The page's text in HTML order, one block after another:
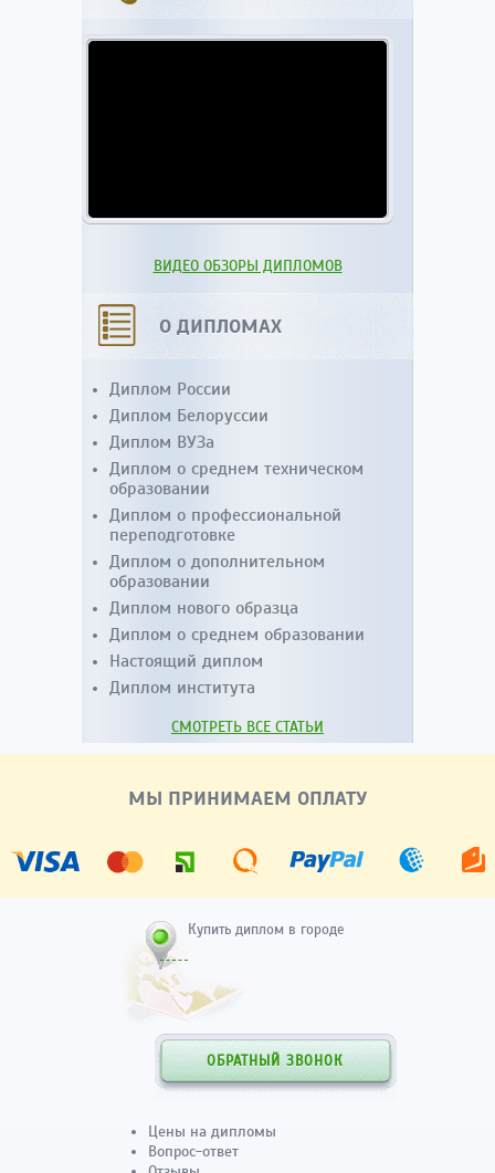
ВИДЕО ОБЗОРЫ ДИПЛОМОВ
О ДИПЛОМАХ
Диплом России
Диплом Белоруссии
Диплом ВУЗа
Диплом о среднем техническом
образовании
Диплом о профессиональной
переподготовке
Диплом о дополнительном
образовании
Диплом нового образца
Диплом о среднем образовании
Настоящий диплом
Диплом института
СМОТРЕТЬ ВСЕ СТАТЬИ
МЫ ПРИНИМАЕМ ОПЛАТУ
Купить диплом в городе
ОБРАТНЫЙ ЗВОНОК
Цены на дипломы
Вопрос-ответ